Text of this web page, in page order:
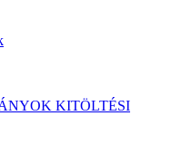
KITÖLTÉSI